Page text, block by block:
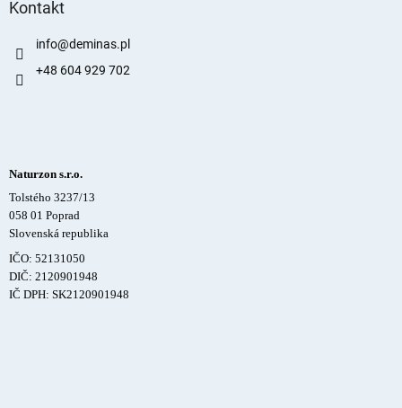
Kontakt
info@deminas.pl
+48 604 929 702
Naturzon s.r.o.
Tolstého 3237/13
058 01 Poprad
Slovenská republika
IČO: 52131050
DIČ: 2120901948
IČ DPH: SK2120901948